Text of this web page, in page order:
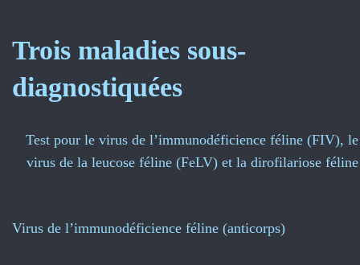
Trois maladies sous-
diagnostiquées
Test pour le virus de l’immunodéficience féline (FIV), le
virus de la leucose féline (FeLV) et la dirofilariose féline
Virus de l’immunodéficience féline (anticorps)